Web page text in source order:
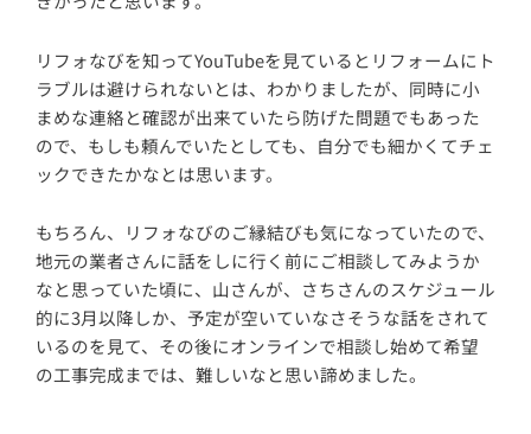
リフォなびを知ってYouTubeを見ているとリフォームにト
ラブルは避けられないとは、わかりましたが、同時に小
まめな連絡と確認が出来ていたら防げた問題でもあった
ので、もしも頼んでいたとしても、自分でも細かくてチェ
ックできたかなとは思います。
もちろん、リフォなびのご縁結びも気になっていたので、
地元の業者さんに話をしに行く前にご相談してみようか
なと思っていた頃に、山さんが、さちさんのスケジュール
的に3月以降しか、予定が空いていなさそうな話をされて
いるのを見て、その後にオンラインで相談し始めて希望
の工事完成までは、難しいなと思い諦めました。